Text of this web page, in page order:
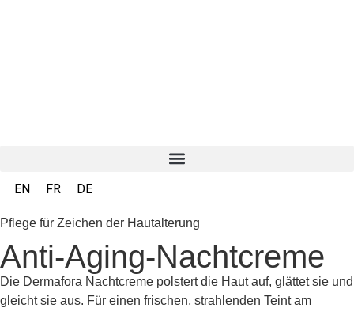
EN FR DE
Pflege für Zeichen der Hautalterung
Anti-Aging-Nachtcreme
Die Dermafora Nachtcreme polstert die Haut auf, glättet sie und
gleicht sie aus. Für einen frischen, strahlenden Teint am